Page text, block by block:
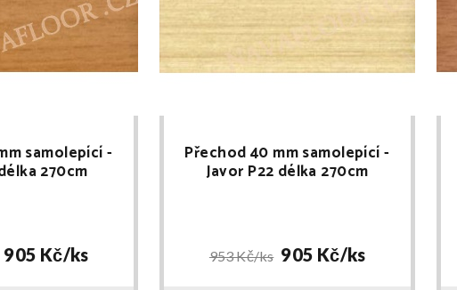
samolepící -
270cm
905 Kč/ks
Přechod 40 mm samolepící -
Javor P22 délka 270cm
953 Kč/ks 905 Kč/ks